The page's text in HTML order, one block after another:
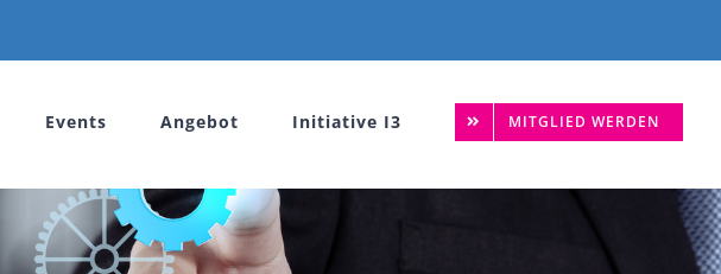
Events Angebot Initiative I3 MITGLIED WERDEN